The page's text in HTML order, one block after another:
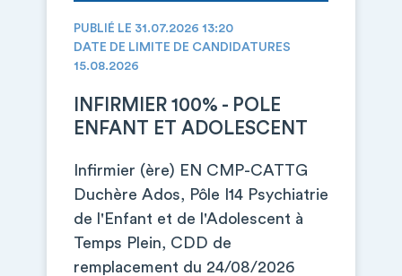
PUBLIÉ LE 31.07.2026 13:20
DATE DE LIMITE DE CANDIDATURES
15.08.2026
INFIRMIER 100% - POLE
ENFANT ET ADOLESCENT
Infirmier (ère) EN CMP-CATTG
Duchère Ados, Pôle I14 Psychiatrie
de l'Enfant et de l'Adolescent à
Temps Plein, CDD de
remplacement du 24/08/2026